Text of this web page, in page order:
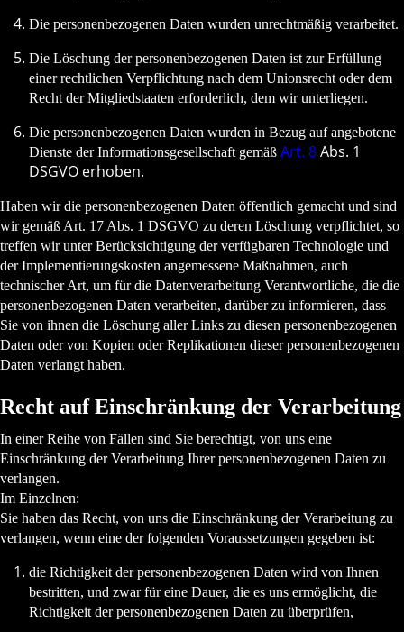
Die personenbezogenen Daten wurden unrechtmäßig verarbeitet.
Die Löschung der personenbezogenen Daten ist zur Erfüllung
einer rechtlichen Verpflichtung nach dem Unionsrecht oder dem
Recht der Mitgliedstaaten erforderlich, dem wir unterliegen.
Die personenbezogenen Daten wurden in Bezug auf angebotene
Dienste der Informationsgesellschaft gemäß Art. 8Abs. 1
DSGVO erhoben.
Haben wir die personenbezogenen Daten öffentlich gemacht und sind
wir gemäß Art. 17 Abs. 1 DSGVO zu deren Löschung verpflichtet, so
treffen wir unter Berücksichtigung der verfügbaren Technologie und
der Implementierungskosten angemessene Maßnahmen, auch
technischer Art, um für die Datenverarbeitung Verantwortliche, die die
personenbezogenen Daten verarbeiten, darüber zu informieren, dass
Sie von ihnen die Löschung aller Links zu diesen personenbezogenen
Daten oder von Kopien oder Replikationen dieser personenbezogenen
Daten verlangt haben.
Recht auf Einschränkung der Verarbeitung
In einer Reihe von Fällen sind Sie berechtigt, von uns eine
Einschränkung der Verarbeitung Ihrer personenbezogenen Daten zu
verlangen.
Im Einzelnen:
Sie haben das Recht, von uns die Einschränkung der Verarbeitung zu
verlangen, wenn eine der folgenden Voraussetzungen gegeben ist:
die Richtigkeit der personenbezogenen Daten wird von Ihnen
bestritten, und zwar für eine Dauer, die es uns ermöglicht, die
Richtigkeit der personenbezogenen Daten zu überprüfen,